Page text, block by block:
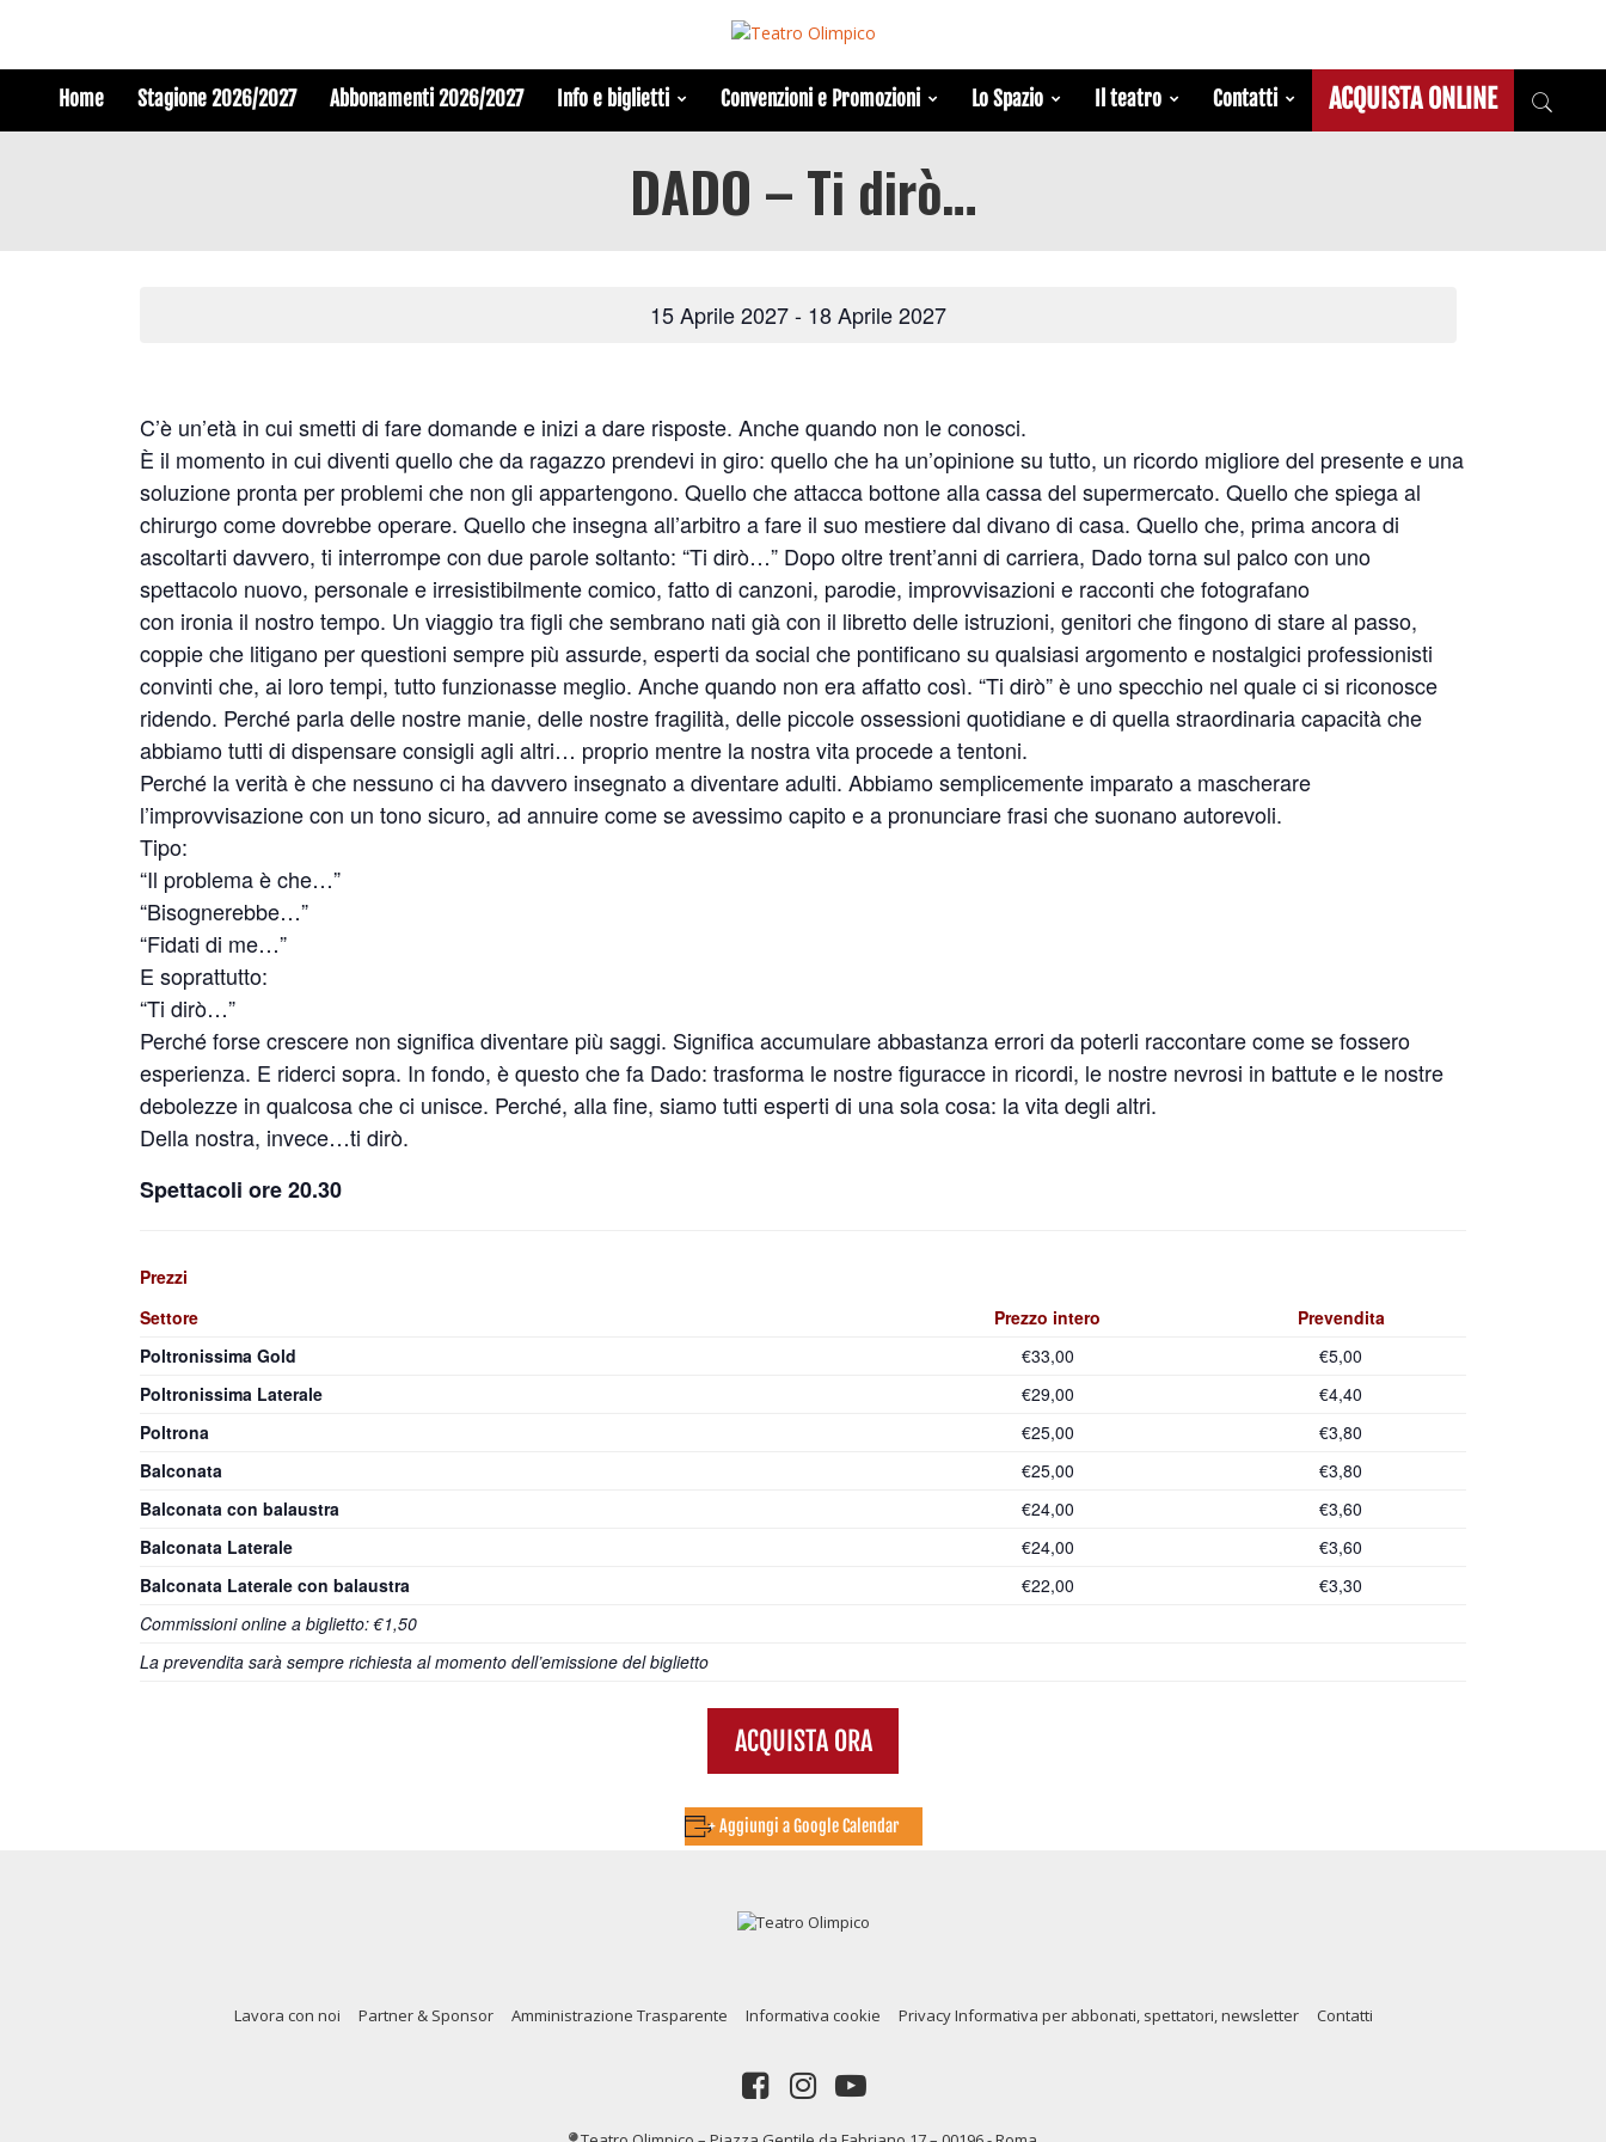
Home Stagione 2026/2027 Abbonamenti 2026/2027 Info e biglietti Convenzioni e Promozioni Lo Spazio Il teatro Contatti ACQUISTA ONLINE
DADO – Ti dirò…
15 Aprile 2027- 18 Aprile 2027
C’è un’età in cui smetti di fare domande e inizi a dare risposte. Anche quando non le conosci.
È il momento in cui diventi quello che da ragazzo prendevi in giro: quello che ha un’opinione su tutto, un ricordo migliore del presente e una
soluzione pronta per problemi che non gli appartengono. Quello che attacca bottone alla cassa del supermercato. Quello che spiega al
chirurgo come dovrebbe operare. Quello che insegna all’arbitro a fare il suo mestiere dal divano di casa. Quello che, prima ancora di
ascoltarti davvero, ti interrompe con due parole soltanto: “Ti dirò…” Dopo oltre trent’anni di carriera, Dado torna sul palco con uno
spettacolo nuovo, personale e irresistibilmente comico, fatto di canzoni, parodie, improvvisazioni e racconti che fotografano
con ironia il nostro tempo. Un viaggio tra figli che sembrano nati già con il libretto delle istruzioni, genitori che fingono di stare al passo,
coppie che litigano per questioni sempre più assurde, esperti da social che pontificano su qualsiasi argomento e nostalgici professionisti
convinti che, ai loro tempi, tutto funzionasse meglio. Anche quando non era affatto così. “Ti dirò” è uno specchio nel quale ci si riconosce
ridendo. Perché parla delle nostre manie, delle nostre fragilità, delle piccole ossessioni quotidiane e di quella straordinaria capacità che
abbiamo tutti di dispensare consigli agli altri… proprio mentre la nostra vita procede a tentoni.
Perché la verità è che nessuno ci ha davvero insegnato a diventare adulti. Abbiamo semplicemente imparato a mascherare
l’improvvisazione con un tono sicuro, ad annuire come se avessimo capito e a pronunciare frasi che suonano autorevoli.
Tipo:
“Il problema è che…”
“Bisognerebbe…”
“Fidati di me…”
E soprattutto:
“Ti dirò…”
Perché forse crescere non significa diventare più saggi. Significa accumulare abbastanza errori da poterli raccontare come se fossero
esperienza. E riderci sopra. In fondo, è questo che fa Dado: trasforma le nostre figuracce in ricordi, le nostre nevrosi in battute e le nostre
debolezze in qualcosa che ci unisce. Perché, alla fine, siamo tutti esperti di una sola cosa: la vita degli altri.
Della nostra, invece…ti dirò.
Spettacoli ore 20.30
Prezzi
Settore
Prezzo intero Prevendita
Commissioni online a biglietto: €1,50
La prevendita sarà sempre richiesta al momento dell’emissione del biglietto
Poltronissima Gold €33,00
€5,00
Poltronissima Laterale
€29,00
€4,40
Poltrona
€25,00
€3,80
Balconata
€25,00
€3,80
Balconata con balaustra
€24,00
€3,60
Balconata Laterale
€24,00
€3,60
Balconata Laterale con balaustra
€22,00 €3,30
ACQUISTA ORA
+ Aggiungi a Google Calendar
Lavora con noi Partner & Sponsor Amministrazione Trasparente Informativa cookie Privacy Informativa per abbonati, spettatori, newsletter Contatti